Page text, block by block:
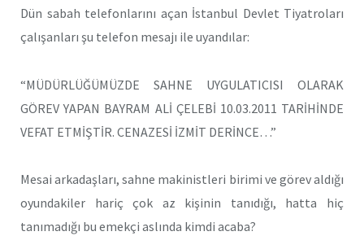
Dün sabah telefonlarını açan İstanbul Devlet Tiyatroları
çalışanları şu telefon mesajı ile uyandılar:
“MÜDÜRLÜĞÜMÜZDE SAHNE UYGULATICISI OLARAK
GÖREV YAPAN BAYRAM ALİ ÇELEBİ 10.03.2011 TARİHİNDE
VEFAT ETMİŞTİR. CENAZESİ İZMİT DERİNCE…”
Mesai arkadaşları, sahne makinistleri birimi ve görev aldığı
oyundakiler hariç çok az kişinin tanıdığı, hatta hiç
tanımadığı bu emekçi aslında kimdi acaba?